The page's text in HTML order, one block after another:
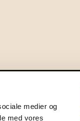
medier og
med vores
Bornholms
Stangevej